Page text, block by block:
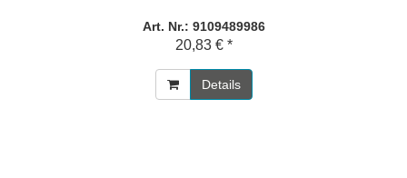
Art. Nr.: 9109489986
20,83 € *
Details